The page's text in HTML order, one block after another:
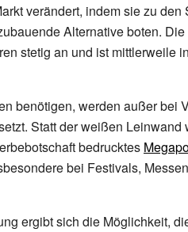
verändert, indem sie zu den
Alternative boten.
stetig an und ist mittlerweile
benötigen, werden außer bei
Statt der weißen Leinwand
bedrucktes
bei Festivals,
ergibt sich die Möglichkeit,